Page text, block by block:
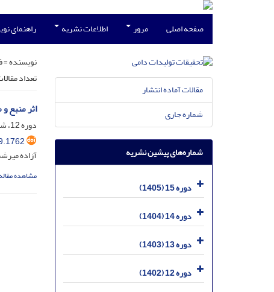
صفحه اصلی مرور اطلاعات نشریه راهنمای
نویسنده =
تعداد
اثر منبع و مدت زمان تغذیه
دوره 12، شماره 4، اسفند 1402، صفحه
آزاده
مشاهده
مقالات آماده انتشار
شماره جاری
شماره‌های پیشین نشریه
دوره 15 (1405)
دوره 14 (1404)
دوره 13 (1403)
دوره 12 (1402)